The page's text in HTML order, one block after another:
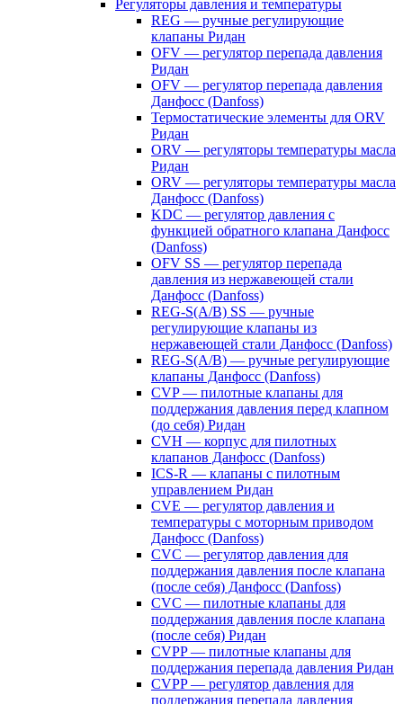
Регуляторы давления и температуры
REG — ручные регулирующие
клапаны Ридан
OFV — регулятор перепада давления
Ридан
OFV — регулятор перепада давления
Данфосс (Danfoss)
Термостатические элементы для ORV
Ридан
ORV — регуляторы температуры масла
Ридан
ORV — регуляторы температуры масла
Данфосс (Danfoss)
KDC — регулятор давления с
функцией обратного клапана Данфосс
(Danfoss)
OFV SS — регулятор перепада
давления из нержавеющей стали
Данфосс (Danfoss)
REG-S(A/B) SS — ручные
регулирующие клапаны из
нержавеющей стали Данфосс (Danfoss)
REG-S(A/B) — ручные регулирующие
клапаны Данфосс (Danfoss)
CVP — пилотные клапаны для
поддержания давления перед клапном
(до себя) Ридан
CVH — корпус для пилотных
клапанов Данфосс (Danfoss)
ICS-R — клапаны с пилотным
управлением Ридан
CVE — регулятор давления и
температуры с моторным приводом
Данфосс (Danfoss)
CVС — регулятор давления для
поддержания давления после клапана
(после себя) Данфосс (Danfoss)
CVС — пилотные клапаны для
поддержания давления после клапана
(после себя) Ридан
CVPP — пилотные клапаны для
поддержания перепада давления Ридан
CVPP — регулятор давления для
поддержания перепада давления